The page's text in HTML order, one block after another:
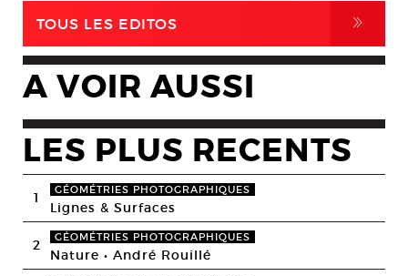
TOUS LES EDITOS ,
A VOIR AUSSI
LES PLUS RECENTS
1 GÉOMÉTRIES PHOTOGRAPHIQUES
Lignes & Surfaces
2 GÉOMÉTRIES PHOTOGRAPHIQUES
Nature • André Rouillé